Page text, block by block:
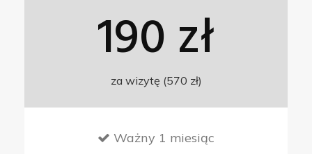
190 zł
za wizytę (570 zł)
Ważny 1 miesiąc